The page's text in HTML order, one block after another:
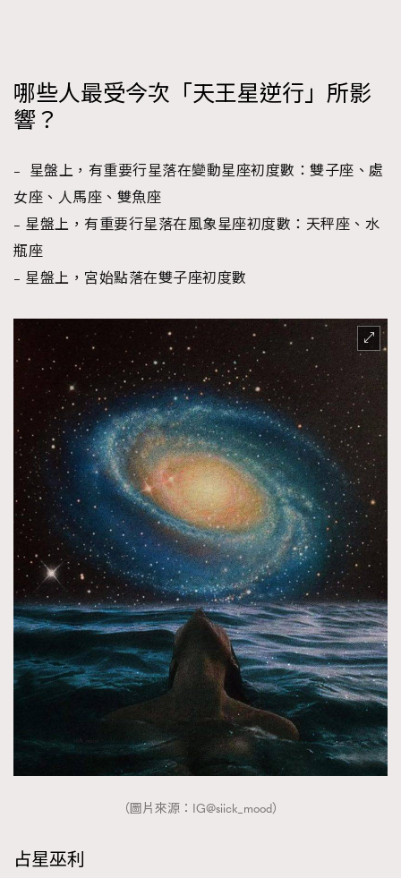
哪些人最受今次「天王星逆行」所影
響？
– 星盤上，有重要行星落在變動星座初度數：雙子座、處
女座、人馬座、雙魚座
– 星盤上，有重要行星落在風象星座初度數：天秤座、水
瓶座
– 星盤上，宮始點落在雙子座初度數
（圖片來源：IG@siick_mood）
占星巫利